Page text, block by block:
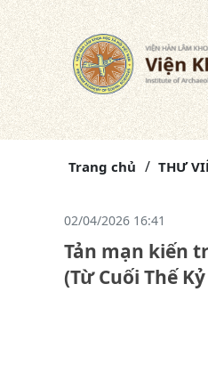
Trang chủ THƯ
02/04/2026 16:41
Tản mạn kiến
(Từ Cuối Thế